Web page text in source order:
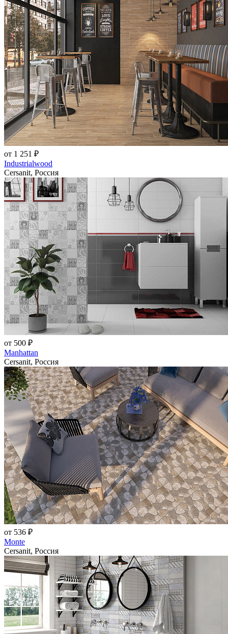
от 1 251 ₽
Industrialwood
Cersanit, Россия
от 500 ₽
Manhattan
Cersanit, Россия
от 536 ₽
Monte
Cersanit, Россия